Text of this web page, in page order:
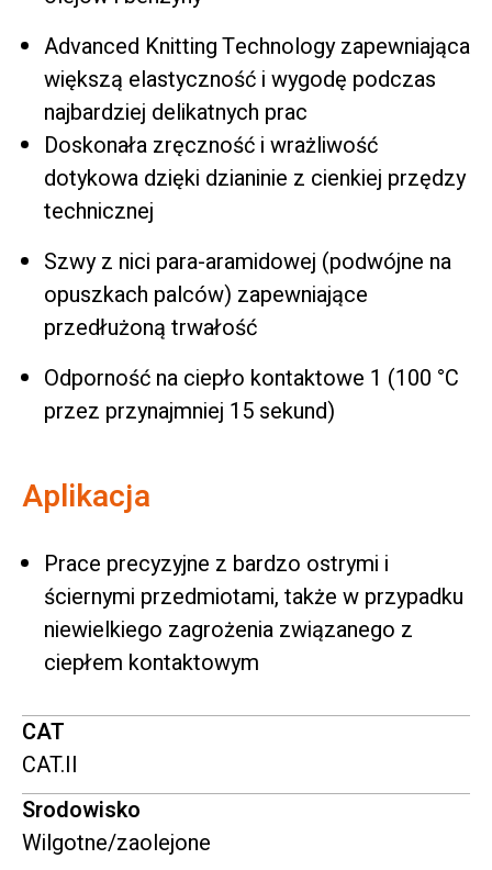
Advanced Knitting Technology zapewniająca
większą elastyczność i wygodę podczas
najbardziej delikatnych prac
Doskonała zręczność i wrażliwość
dotykowa dzięki dzianinie z cienkiej przędzy
technicznej
Szwy z nici para-aramidowej (podwójne na
opuszkach palców) zapewniające
przedłużoną trwałość
Odporność na ciepło kontaktowe 1 (100 °C
przez przynajmniej 15 sekund)
Aplikacja
Prace precyzyjne z bardzo ostrymi i
ściernymi przedmiotami, także w przypadku
niewielkiego zagrożenia związanego z
ciepłem kontaktowym
CAT
CAT.II
Srodowisko
Wilgotne/zaolejone